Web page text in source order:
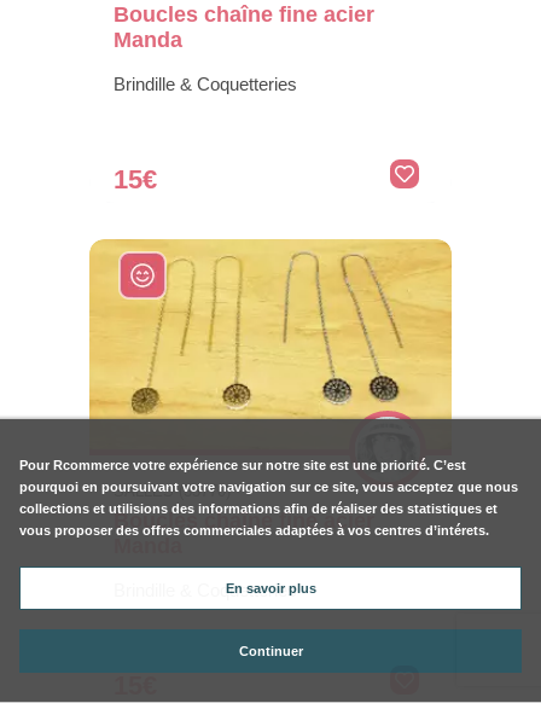
Boucles chaîne fine acier
Manda
Brindille & Coquetteries
15€
SALLES (33770)
Boucles chaîne fine acier
Brindille & Coquetteries
Pour Rcommerce votre expérience sur notre site est une priorité. C’est
pourquoi en poursuivant votre navigation sur ce site, vous acceptez que nous
collections et utilisions des informations afin de réaliser des statistiques et
vous proposer des offres commerciales adaptées à vos centres d’intérets.
En savoir plus
Continuer